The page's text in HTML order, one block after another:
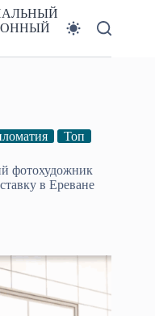
Топ
фотохудожник
в Ереване